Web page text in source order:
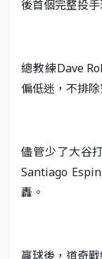
後首個完整投手
總教練Dave
偏低迷，不排
儘管少了大谷
Santiago
轟。
贏球後，道奇